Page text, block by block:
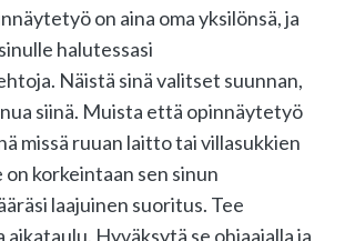
on aina oma yksilönsä, ja
halutessasi
Näistä sinä valitset suunnan,
siinä. Muista että opinnäytetyö
missä ruuan laitto tai villasukkien
on korkeintaan sen sinun
laajuinen suoritus. Tee
aikataulu. Hyväksytä se ohjaajalla ja